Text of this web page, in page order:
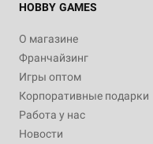
HOBBY GAMES
О магазине
Франчайзинг
Игры оптом
Корпоративные подарки
Работа у нас
Новости